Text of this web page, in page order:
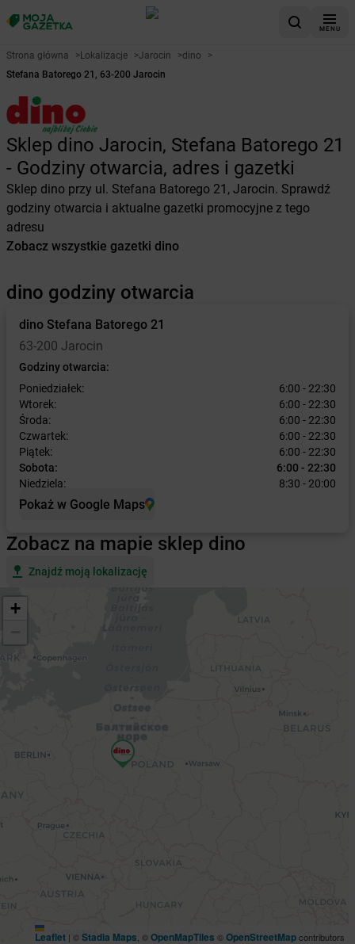
MENU
Strona główna >Lokalizacje >Jarocin >dino
>
Stefana Batorego 21, 63-200 Jarocin
Sklep dino Jarocin, Stefana Batorego 21
- Godziny otwarcia, adres i gazetki
Sklep dino przy ul. Stefana Batorego 21, Jarocin. Sprawdź
godziny otwarcia i aktualne gazetki promocyjne z tego
adresu
Zobacz wszystkie gazetki dino
dino godziny otwarcia
dino Stefana Batorego 21
63-200 Jarocin
Godziny otwarcia:
Poniedziałek:
6:00 - 22:30
Wtorek:
6:00 - 22:30
Środa:
6:00 - 22:30
Czwartek:
6:00 - 22:30
Piątek:
6:00 - 22:30
Sobota:
6:00 - 22:30
Niedziela:
8:30 - 20:00
Pokaż w Google Maps
Zobacz na mapie sklep dino
Znajdź moją lokalizację
+
Leaflet | ©Stadia Maps , ©OpenMapTiles ©OpenStreetMapcontributors